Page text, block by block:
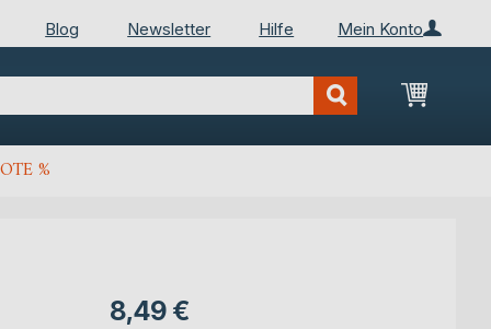
Mein Konto
Blog Newsletter Hilfe
Mein
%
8,49 €